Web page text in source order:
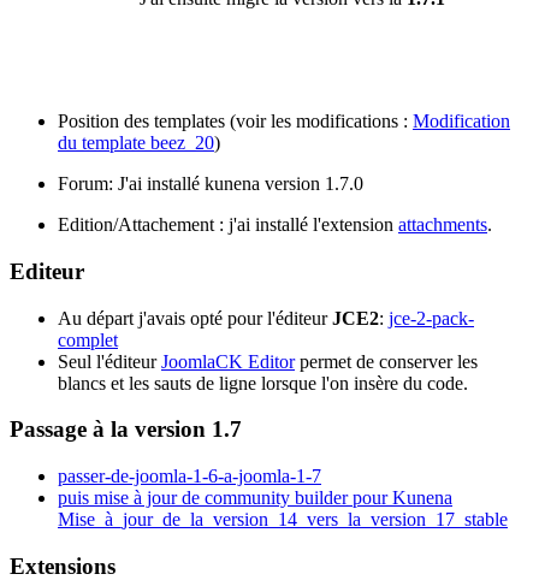
Position des templates (voir les modifications : Modification
du template beez_20)
Forum: J'ai installé kunena version 1.7.0
Edition/Attachement : j'ai installé l'extension attachments.
Editeur
Au départ j'avais opté pour l'éditeurJCE2: jce-2-pack-
complet
Seul l'éditeurJoomlaCK Editor permet de conserver les
blancs et les sauts de ligne lorsque l'on insère du code.
Passage à la version 1.7
passer-de-joomla-1-6-a-joomla-1-7
puis mise à jour de community builder pour Kunena
Mise_à_jour_de_la_version_14_vers_la_version_17_stable
Extensions